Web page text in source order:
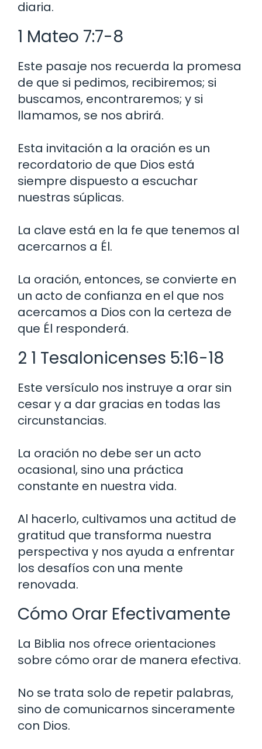
diaria.
1 Mateo 7:7-8
Este pasaje nos recuerda la promesa
de que si pedimos, recibiremos; si
buscamos, encontraremos; y si
llamamos, se nos abrirá.
Esta invitación a la oración es un
recordatorio de que Dios está
siempre dispuesto a escuchar
nuestras súplicas.
La clave está en la fe que tenemos al
acercarnos a Él.
La oración, entonces, se convierte en
un acto de confianza en el que nos
acercamos a Dios con la certeza de
que Él responderá.
2 1 Tesalonicenses 5:16-18
Este versículo nos instruye a orar sin
cesar y a dar gracias en todas las
circunstancias.
La oración no debe ser un acto
ocasional, sino una práctica
constante en nuestra vida.
Al hacerlo, cultivamos una actitud de
gratitud que transforma nuestra
perspectiva y nos ayuda a enfrentar
los desafíos con una mente
renovada.
Cómo Orar Efectivamente
La Biblia nos ofrece orientaciones
sobre cómo orar de manera efectiva.
No se trata solo de repetir palabras,
sino de comunicarnos sinceramente
con Dios.